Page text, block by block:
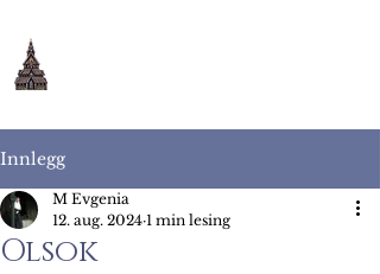
Innlegg
Olsok
M Evgenia
12. aug. 2024 1 min lesing